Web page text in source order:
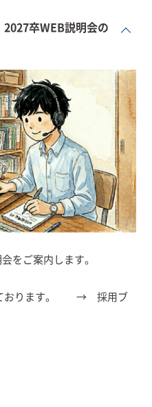
卒WEB説明会の
をご案内します。
ております。 → 採用ブ